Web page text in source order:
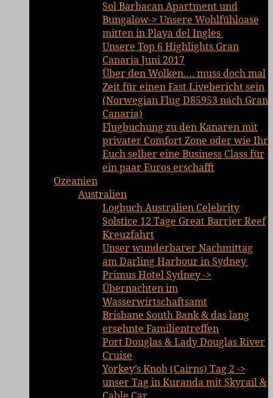
Sol Barbacan Apartment und
Bungalow-> Unsere Wohlfühloase
mitten in Playa del Ingles
Unsere Top 6 Highlights Gran
Canaria Juni 2017
Über den Wolken…. muss doch mal
Zeit für einen Fast Livebericht sein
(Norwegian Flug D85953 nach Gran
Canaria)
Flugbuchung zu den Kanaren mit
privater Comfort Zone oder wie Ihr
Euch selber eine Business Class für
ein paar Euros erschafft
Ozeanien
Australien
Logbuch Australien Celebrity
Solstice 12 Tage Great Barrier Reef
Kreuzfahrt
Unser wunderbarer Nachmittag
am Darling Harbour in Sydney
Primus Hotel Sydney ->
Übernachten im
Wasserwirtschaftsamt
Brisbane South Bank & das lang
ersehnte Familientreffen
Port Douglas & Lady Douglas River
Cruise
Yorkey’s Knob (Cairns) Tag 2 ->
unser Tag in Kuranda mit Skyrail &